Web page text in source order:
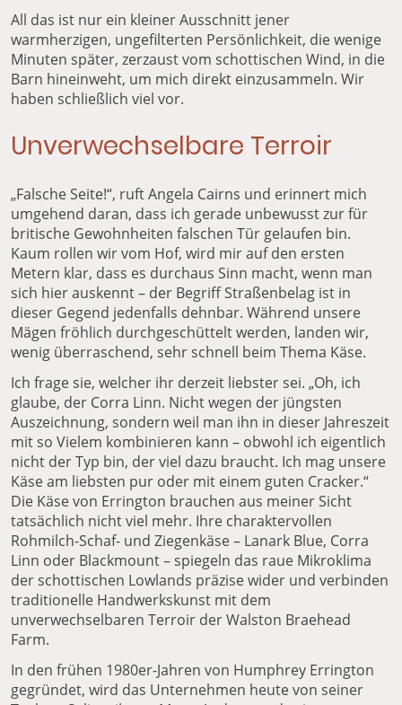
All das ist nur ein kleiner Ausschnitt jener
warmherzigen, ungefilterten Persönlichkeit, die wenige
Minuten später, zerzaust vom schottischen Wind, in die
Barn hineinweht, um mich direkt einzusammeln. Wir
haben schließlich viel vor.
Unverwechselbare Terroir
„Falsche Seite!“, ruft Angela Cairns und erinnert mich
umgehend daran, dass ich gerade unbewusst zur für
britische Gewohnheiten falschen Tür gelaufen bin.
Kaum rollen wir vom Hof, wird mir auf den ersten
Metern klar, dass es durchaus Sinn macht, wenn man
sich hier auskennt – der Begriff Straßenbelag ist in
dieser Gegend jedenfalls dehnbar. Während unsere
Mägen fröhlich durchgeschüttelt werden, landen wir,
wenig überraschend, sehr schnell beim Thema Käse.
Ich frage sie, welcher ihr derzeit liebster sei. „Oh, ich
glaube, der Corra Linn. Nicht wegen der jüngsten
Auszeichnung, sondern weil man ihn in dieser Jahreszeit
mit so Vielem kombinieren kann – obwohl ich eigentlich
nicht der Typ bin, der viel dazu braucht. Ich mag unsere
Käse am liebsten pur oder mit einem guten Cracker.“
Die Käse von Errington brauchen aus meiner Sicht
tatsächlich nicht viel mehr. Ihre charaktervollen
Rohmilch-Schaf- und Ziegenkäse – Lanark Blue, Corra
Linn oder Blackmount – spiegeln das raue Mikroklima
der schottischen Lowlands präzise wider und verbinden
traditionelle Handwerkskunst mit dem
unverwechselbaren Terroir der Walston Braehead
Farm.
In den frühen 1980er-Jahren von Humphrey Errington
gegründet, wird das Unternehmen heute von seiner